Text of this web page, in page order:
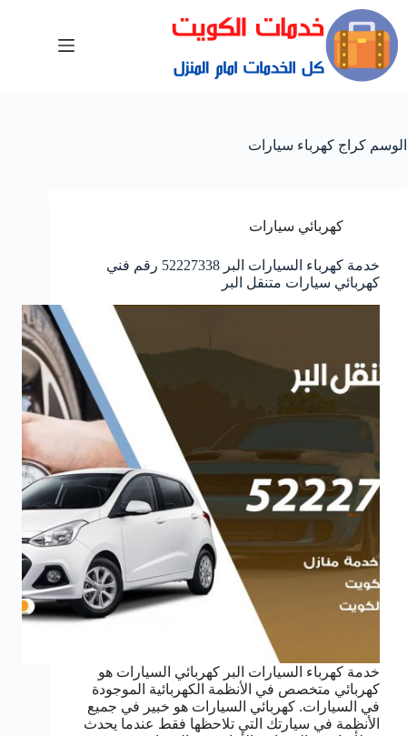
الوسم كراج كهرباء سيارات
كهربائي سيارات
خدمة كهرباء السيارات البر 52227338 رقم فني
كهربائي سيارات متنقل البر
خدمة كهرباء السيارات البر كهربائي السيارات هو
كهربائي متخصص في الأنظمة الكهربائية الموجودة
في السيارات. كهربائي السيارات هو خبير في جميع
الأنظمة في سيارتك التي تلاحظها فقط عندما يحدث